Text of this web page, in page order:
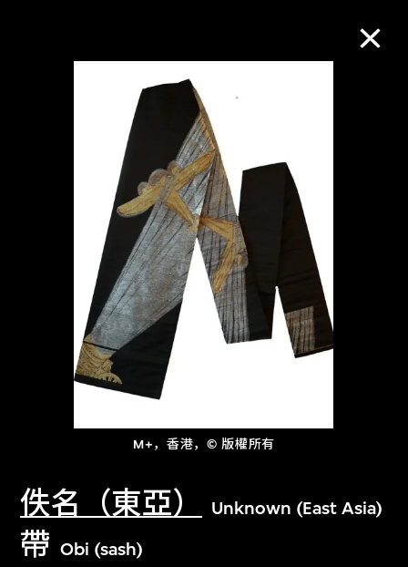
M+，香港，© 版權所有
佚名（東亞） Unknown (East Asia)
帶 Obi (sash)
M+藏品
进一步筛选
关于M+藏品
探索世界顶级的二十及二十一世纪视觉
文化藏品。